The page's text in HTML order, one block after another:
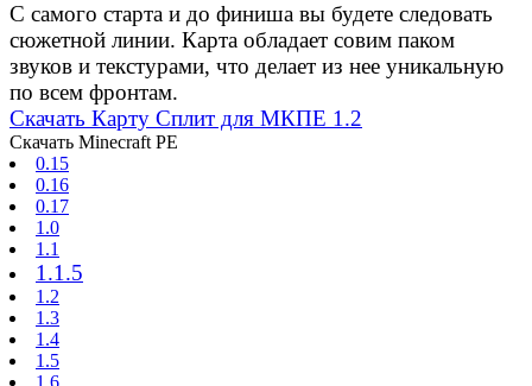
С самого старта и до финиша вы будете следовать
сюжетной линии. Карта обладает совим паком
звуков и текстурами, что делает из нее уникальную
по всем фронтам.
Скачать Карту Сплит для МКПЕ 1.2
Скачать Minecraft PE
0.15
0.16
0.17
1.0
1.1
1.1.5
1.2
1.3
1.4
1.5